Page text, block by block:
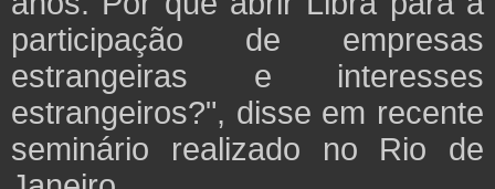
participação de empresas
estrangeiras e interesses
estrangeiros?", disse em recente
seminário realizado no Rio de